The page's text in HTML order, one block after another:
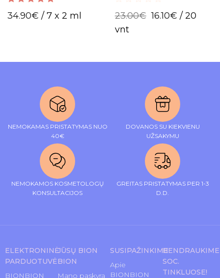
odos spindesį. BABOR
ampulės veidui Perfect Glow
out of 5
34.90€ / 7 x 2 ml
out
of
5
23.00€ 16.10€ / 20
vnt
NEMOKAMAS PRISTATYMAS NUO
40€
DOVANOS SU KIEKVIENU
UŽSAKYMU
NEMOKAMOS KOSMETOLOGŲ
KONSULTACIJOS
GREITAS PRISTATYMAS PER 1-3
D.D.
ELEKTRONINĖ
PARDUOTUVĖ
BIONBION
JŪSŲ BION
BION
Mano paskyra
SUSIPAŽINKIME
Apie
BIONBION
BENDRAUKIME
SOC.
TINKLUOSE!